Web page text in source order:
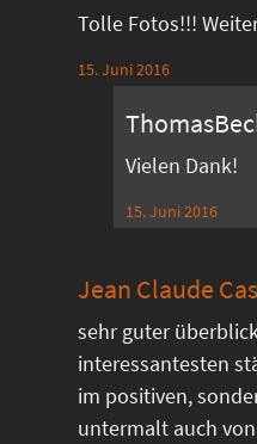
Tolle Fotos!!!
15. Juni 2016
Vielen Dank!
15. Juni 2016
Jean Claude
sehr guter
interessantesten
im positiven,
untermalt auch